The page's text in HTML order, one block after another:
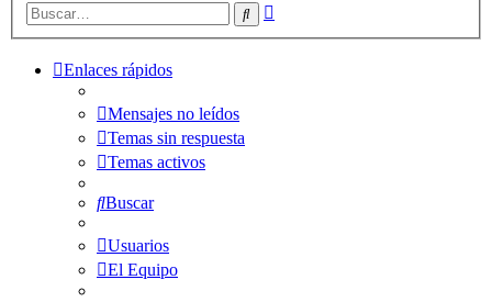
Buscar
Enlaces rápidos
Mensajes no leídos
Temas sin respuesta
Temas activos
Buscar
Usuarios
El Equipo